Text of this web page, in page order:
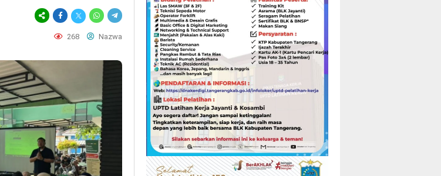
268 Nazwa